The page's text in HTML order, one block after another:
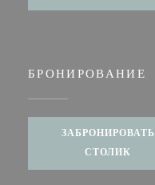
БРОНИРОВАНИЕ
ЗАБРОНИРОВАТЬ
СТОЛИК